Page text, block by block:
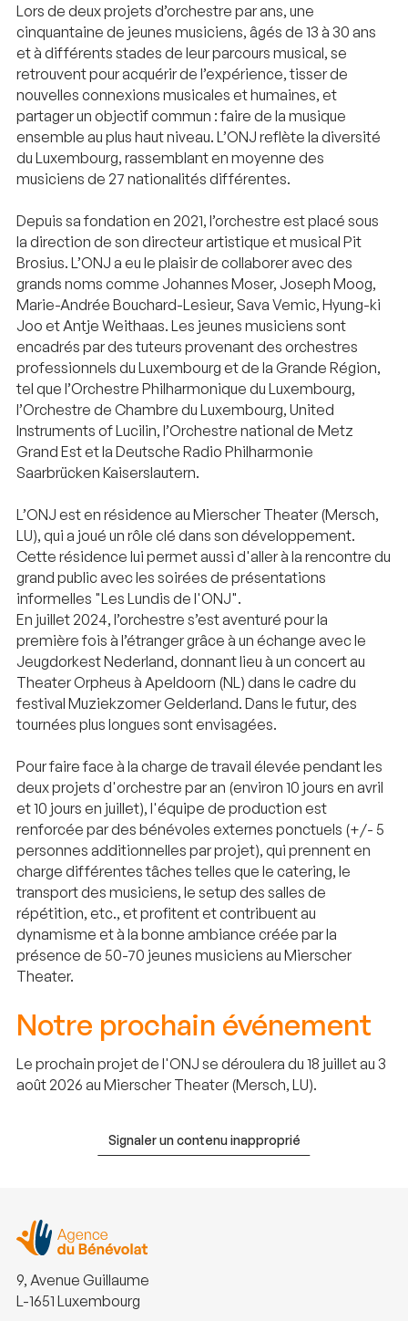
Lors de deux projets d’orchestre par ans, une
cinquantaine de jeunes musiciens, âgés de 13 à 30 ans
et à différents stades de leur parcours musical, se
retrouvent pour acquérir de l’expérience, tisser de
nouvelles connexions musicales et humaines, et
partager un objectif commun : faire de la musique
ensemble au plus haut niveau. L’ONJ reflète la diversité
du Luxembourg, rassemblant en moyenne des
musiciens de 27 nationalités différentes.
Depuis sa fondation en 2021, l’orchestre est placé sous
la direction de son directeur artistique et musical Pit
Brosius. L’ONJ a eu le plaisir de collaborer avec des
grands noms comme Johannes Moser, Joseph Moog,
Marie-Andrée Bouchard-Lesieur, Sava Vemic, Hyung-ki
Joo et Antje Weithaas. Les jeunes musiciens sont
encadrés par des tuteurs provenant des orchestres
professionnels du Luxembourg et de la Grande Région,
tel que l’Orchestre Philharmonique du Luxembourg,
l’Orchestre de Chambre du Luxembourg, United
Instruments of Lucilin, l’Orchestre national de Metz
Grand Est et la Deutsche Radio Philharmonie
Saarbrücken Kaiserslautern.
L’ONJ est en résidence au Mierscher Theater (Mersch,
LU), qui a joué un rôle clé dans son développement.
Cette résidence lui permet aussi d'aller à la rencontre du
grand public avec les soirées de présentations
informelles "Les Lundis de l'ONJ".
En juillet 2024, l’orchestre s’est aventuré pour la
première fois à l’étranger grâce à un échange avec le
Jeugdorkest Nederland, donnant lieu à un concert au
Theater Orpheus à Apeldoorn (NL) dans le cadre du
festival Muziekzomer Gelderland. Dans le futur, des
tournées plus longues sont envisagées.
Pour faire face à la charge de travail élevée pendant les
deux projets d'orchestre par an (environ 10 jours en avril
et 10 jours en juillet), l'équipe de production est
renforcée par des bénévoles externes ponctuels (+/- 5
personnes additionnelles par projet), qui prennent en
charge différentes tâches telles que le catering, le
transport des musiciens, le setup des salles de
répétition, etc., et profitent et contribuent au
dynamisme et à la bonne ambiance créée par la
présence de 50-70 jeunes musiciens au Mierscher
Theater.
Notre prochain événement
Le prochain projet de l'ONJ se déroulera du 18 juillet au 3
août 2026 au Mierscher Theater (Mersch, LU).
Signaler un contenu inapproprié
9, Avenue Guillaume
L-1651 Luxembourg